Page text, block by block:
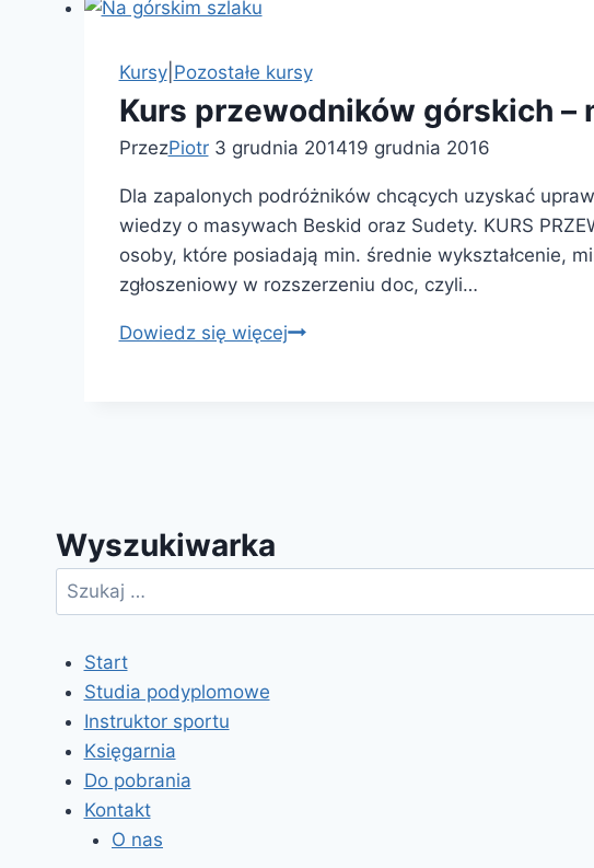
w
Czechach
Kursy| Pozostałe kursy
Kurs przewodników górskich –
PrzezPiotr 3 grudnia 201419 grudnia 2016
Dla zapalonych podróżników chcących uzyskać
wiedzy o masywach Beskid oraz Sudety. KURS
osoby, które posiadają min. średnie wykształcenie,
zgłoszeniowy w rozszerzeniu doc, czyli…
Dowiedz się więcejKurs
Wyszukiwarka
Szukaj:
Start
Studia podyplomowe
Instruktor sportu
Księgarnia
Do pobrania
Kontakt
O nas